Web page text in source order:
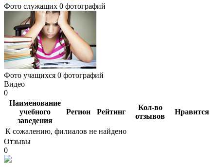
Фото служащих 0 фотографий
Фото учащихся 0 фотографий
Видео
0
Наименование
учебного
заведения
Регион Рейтинг
Кол-во
отзывов
Нравится
К сожалению, филиалов не найдено
Отзывы
0